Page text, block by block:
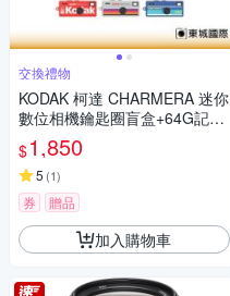
交換禮物
KODAK 柯達 CHARMERA 迷你
數位相機鑰匙圈盲盒+64G記憶
卡組
$1,850
5 (1)
券 贈品
加入購物車